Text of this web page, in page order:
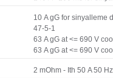
10 A gG for sinyalleme
47-5-1
63 A gG at <= 690 V
63 A gG at <= 690 V
2 mOhm - Ith 50 A 50